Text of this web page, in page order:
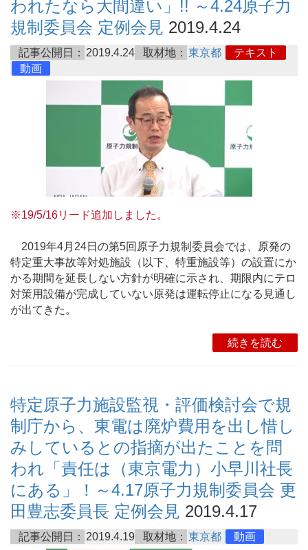
われたなら大間違い」!! ～4.24原子力
規制委員会 定例会見 2019.4.24
記事公開日： 2019.4.24 取材地： 東京都
テキスト
動画
※19/5/16リード追加しました。
2019年4月24日の第5回原子力規制委員会では、原発の
特定重大事故等対処施設（以下、特重施設等）の設置にか
かる期間を延長しない方針が明確に示され、期限内にテロ
対策用設備が完成していない原発は運転停止になる見通し
が出てきた。
続きを読む
特定原子力施設監視・評価検討会で規
制庁から、東電は廃炉費用を出し惜し
みしているとの指摘が出たことを問
われ「責任は（東京電力）小早川社長
にある」！～4.17原子力規制委員会 更
田豊志委員長 定例会見 2019.4.17
記事公開日： 2019.4.19 取材地： 東京都 動画